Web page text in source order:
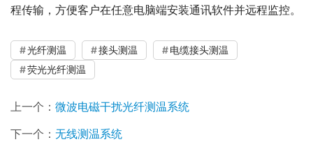
程传输，方便客户在任意电脑端安装通讯软件并远程监控。
光纤测温 接头测温
电缆接头测温
荧光光纤测温
上一个： 微波电磁干扰光纤测温系统
下一个： 无线测温系统